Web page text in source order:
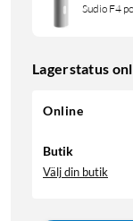
Sudio F4
Lagerstatus
Online
Butik
Välj din butik